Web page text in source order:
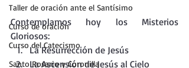
Taller de oración ante el Santísimo
Curso de oración
Curso del Catecismo
Santo Rosario y Coronilla
Contemplamos hoy los Misterios
Gloriosos:
La Resurrección de Jesús
La Ascensión de Jesús al Cielo